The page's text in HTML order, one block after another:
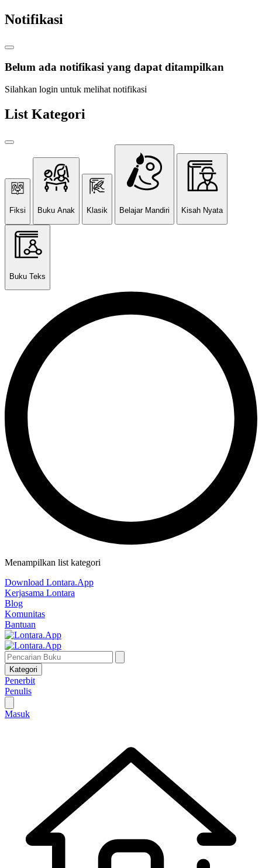
Notifikasi
Belum ada notifikasi yang dapat ditampilkan
Silahkan login untuk melihat notifikasi
List Kategori
Fiksi Buku Anak Klasik Belajar Mandiri Kisah Nyata
Buku Teks
Menampilkan list kategori
Download Lontara.App
Kerjasama Lontara
Blog
Komunitas
Bantuan
Kategori
Penerbit
Penulis
Masuk